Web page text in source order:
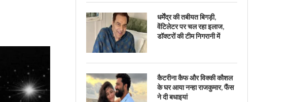
धर्मेंद्र की तबीयत बिगड़ी,
वेंटिलेटर पर चल रहा इलाज,
डॉक्टरों की टीम निगरानी में
कैटरीना कैफ और विक्की कौशल
के घर आया नन्हा राजकुमार, फैंस
ने दी बधाइयां